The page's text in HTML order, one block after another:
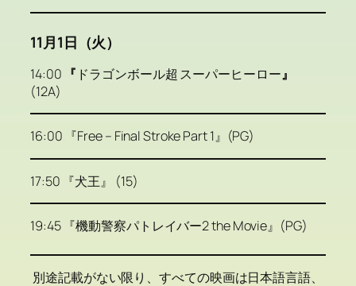
11月1日（火）
14:00 『 ドラゴンボール超 スーパーヒーロー』
(12A)
16:00 『Free – Final Stroke Part 1』(PG)
17:50 『犬王』 (15)
19:45 『機動警察パトレイバー2 the Movie』(PG)
別途記載がない限り、すべての映画は日本語言語、